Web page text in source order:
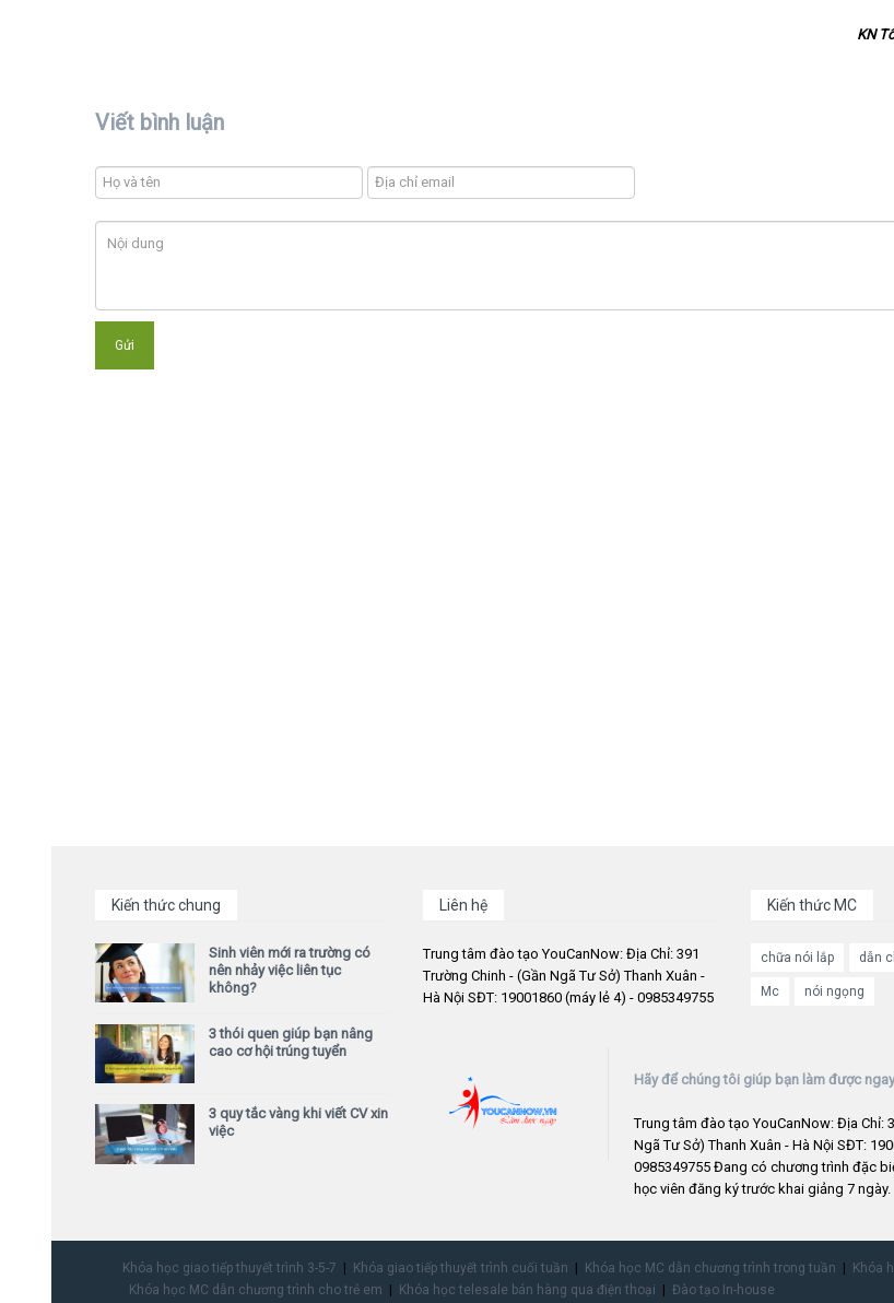
KN
Viết bình luận
Kiến thức chung
Sinh viên mới ra trường có
nên nhảy việc liên tục
không?
3 thói quen giúp bạn nâng
cao cơ hội trúng tuyển
3 quy tắc vàng khi viết CV xin
việc
Liên hệ
Trung tâm đào tạo YouCanNow: Địa Chỉ: 391
Trường Chinh - (Gần Ngã Tư Sở) Thanh Xuân -
Hà Nội SĐT: 19001860 (máy lẻ 4) - 0985349755
Kiến thức MC
chữa nói lắp dẫn
Mc nói ngọng
Hãy để chúng tôi giúp bạn làm được ngay
Trung tâm đào tạo YouCanNow: Địa Chỉ:
Ngã Tư Sở) Thanh Xuân - Hà Nội SĐT:
0985349755 Đang có chương trình đặc
học viên đăng ký trước khai giảng 7 ngày.
Khóa học giao tiếp thuyết trình 3-5-7 Khóa giao tiếp thuyết trình cuối tuần Khóa học MC dẫn chương trình trong tuần Khóa
Khóa học MC dẫn chương trình cho trẻ em
Khóa học telesale bán hàng qua điện thoại Đào tạo In-house